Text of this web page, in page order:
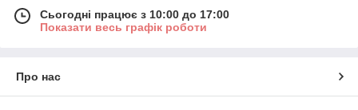
Сьогодні працює з 10:00 до 17:00
Показати весь графік роботи
Про нас